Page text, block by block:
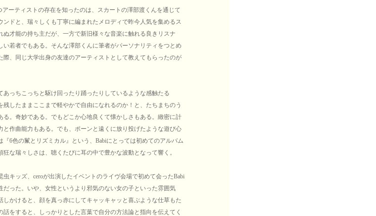
ーティストの存在を知ったのは、スカートの澤部渡くんを通じて
ンドと、瑞々しくも丁寧に編まれたメロディで昨今人気を集めるス
ぬ才能の持ち主だが、一方で新旧様々な音楽に触れる良きリスナ
い若者でもある。そんな澤部くんに筆者がパーソナリティをつとめ
際、同じ大学出身の友達のアーティストとして教えてもらったのが
っちこっちと駆け回ったり踊ったりしているような感触たる
したままここまで軽やかで自由になれるのか！と、たちまちのう
る。奇妙である。でもどこか心地良くて懐かしさもある。緻密に計
と作曲能力もある。でも、ポーンと遠くに放り投げたような遊び心
『6色の鬣とリズミカル』という、Babiにとっては初めてのアルバム
な瑞々しさは、聴くたびに耳の中で豊かな波動となって響く。
キッズ、ceroが出演したイベントのライヴ会場で初めて会ったBabi
だった。いや、女性というより邪気のない女の子といった雰囲気
かけると、顔を真っ赤にしてキャッキャッと喜ぶような仕草もた
をすると、しっかりとした言葉で自分の方法論と指向を伝えてく